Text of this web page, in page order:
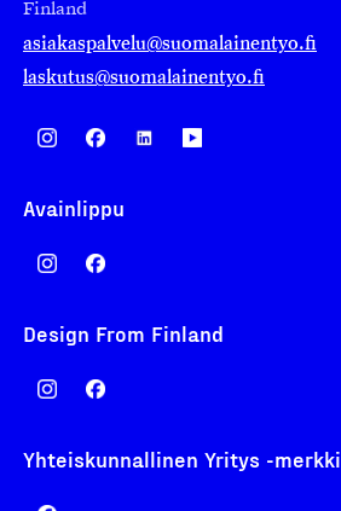
Finland
asiakaspalvelu@suomalainentyo.fi
laskutus@suomalainentyo.fi
Avainlippu
Design From Finland
Yhteiskunnallinen Yritys -merkki